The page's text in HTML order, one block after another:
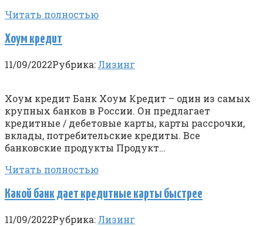
Читать полностью
Хоум кредит
11/09/2022Рубрика: Лизинг
Хоум кредит Банк Хоум Кредит – один из самых
крупных банков в России. Он предлагает
кредитные / дебетовые карты, карты рассрочки,
вклады, потребительские кредиты. Все
банковские продукты Продукт…
Читать полностью
Какой банк дает кредитные карты быстрее
11/09/2022Рубрика: Лизинг